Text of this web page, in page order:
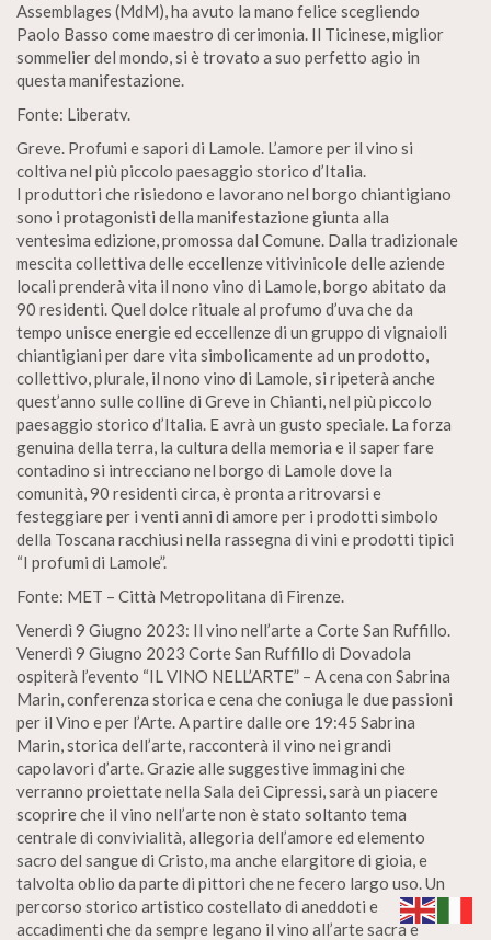
Assemblages (MdM), ha avuto la mano felice scegliendo
Paolo Basso come maestro di cerimonia. Il Ticinese, miglior
sommelier del mondo, si è trovato a suo perfetto agio in
questa manifestazione.
Fonte: Liberatv.
Greve. Profumi e sapori di Lamole. L’amore per il vino si
coltiva nel più piccolo paesaggio storico d’Italia.
I produttori che risiedono e lavorano nel borgo chiantigiano
sono i protagonisti della manifestazione giunta alla
ventesima edizione, promossa dal Comune. Dalla tradizionale
mescita collettiva delle eccellenze vitivinicole delle aziende
locali prenderà vita il nono vino di Lamole, borgo abitato da
90 residenti. Quel dolce rituale al profumo d’uva che da
tempo unisce energie ed eccellenze di un gruppo di vignaioli
chiantigiani per dare vita simbolicamente ad un prodotto,
collettivo, plurale, il nono vino di Lamole, si ripeterà anche
quest’anno sulle colline di Greve in Chianti, nel più piccolo
paesaggio storico d’Italia. E avrà un gusto speciale. La forza
genuina della terra, la cultura della memoria e il saper fare
contadino si intrecciano nel borgo di Lamole dove la
comunità, 90 residenti circa, è pronta a ritrovarsi e
festeggiare per i venti anni di amore per i prodotti simbolo
della Toscana racchiusi nella rassegna di vini e prodotti tipici
“I profumi di Lamole”.
Fonte: MET – Città Metropolitana di Firenze.
Venerdì 9 Giugno 2023: Il vino nell’arte a Corte San Ruffillo.
Venerdì 9 Giugno 2023 Corte San Ruffillo di Dovadola
ospiterà l’evento “IL VINO NELL’ARTE” – A cena con Sabrina
Marin, conferenza storica e cena che coniuga le due passioni
per il Vino e per l’Arte. A partire dalle ore 19:45 Sabrina
Marin, storica dell’arte, racconterà il vino nei grandi
capolavori d’arte. Grazie alle suggestive immagini che
verranno proiettate nella Sala dei Cipressi, sarà un piacere
scoprire che il vino nell’arte non è stato soltanto tema
centrale di convivialità, allegoria dell’amore ed elemento
sacro del sangue di Cristo, ma anche elargitore di gioia, e
talvolta oblio da parte di pittori che ne fecero largo uso. Un
percorso storico artistico costellato di aneddoti e
accadimenti che da sempre legano il vino all’arte sacra e